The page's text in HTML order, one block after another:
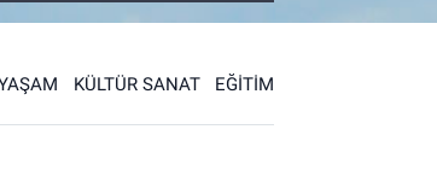
KÜLTÜR SANAT EĞİTİM